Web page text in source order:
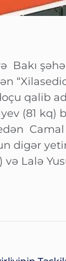
Bakı
qalib
(81 kq)
digər
və Lalə